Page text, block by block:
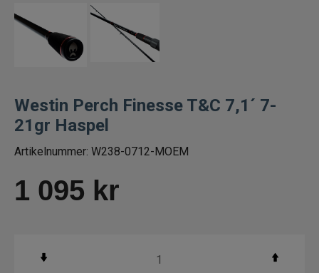
Haspelspön
Spinnspön
Teleskopspön
Vertikalspön
Westin Perch Finesse T&C 7,1´ 7-
21gr Haspel
Artikelnummer: W238-0712-MOEM
1 095 kr